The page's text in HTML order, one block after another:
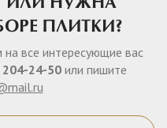
ИЛИ НУЖНА
ПЛИТКИ?
все интересующие вас
204-24-50 или пишите